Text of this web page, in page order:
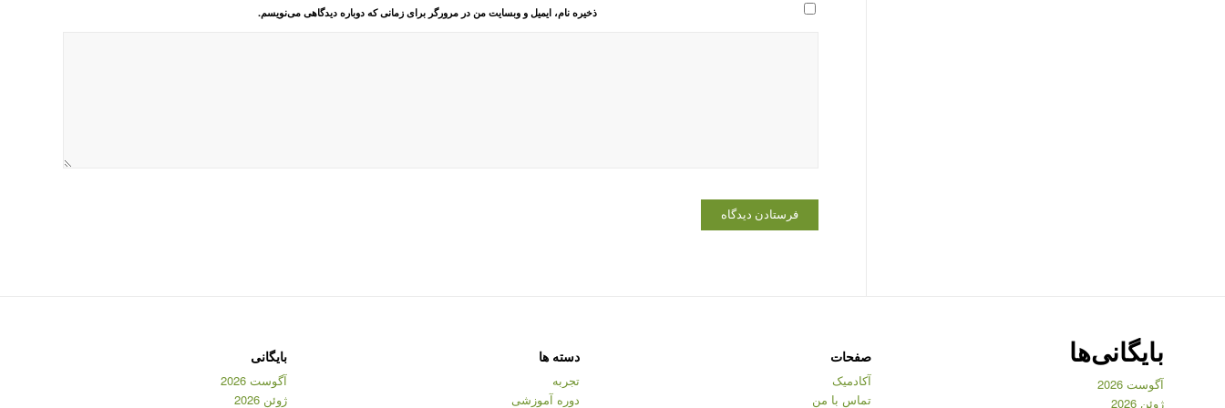
ذخیره نام، ایمیل و وبسایت من در مرورگر برای زمانی که دوباره دیدگاهی می‌نویسم.
بایگانی‌ها
آگوست 2026
ژوئن 2026
صفحات
آکادمیک
تماس با من
دسته ها
تجربه
دوره آموزشی
بایگانی
آگوست 2026
ژوئن 2026